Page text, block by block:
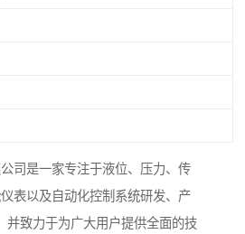
司是一家专注于液位、压力、传
表以及自动化控制系统研发、产
并致力于为广大用户提供全面的技